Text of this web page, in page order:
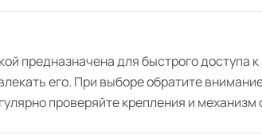
предназначена для быстрого
его. При выборе обратите
проверяйте крепления и механизм